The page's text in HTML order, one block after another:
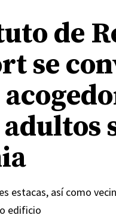
de
se
estacas, así como
edificio